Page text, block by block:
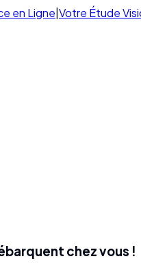
en Ligne Votre Étude
chez vous !